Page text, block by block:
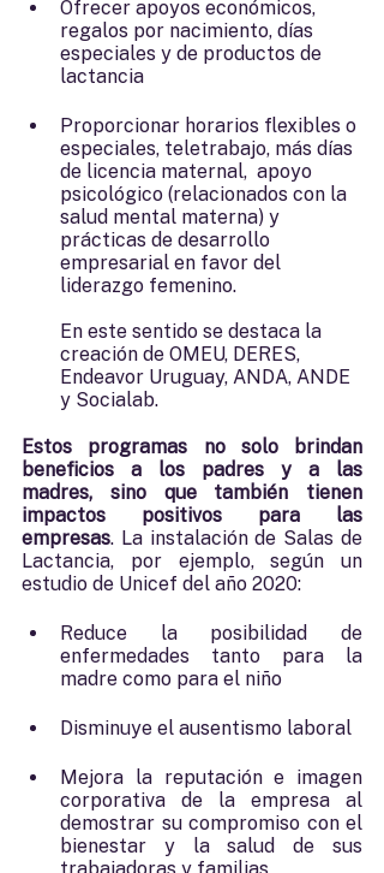
Ofrecer apoyos económicos,
regalos por nacimiento, días
especiales y de productos de
lactancia
Proporcionar horarios flexibles o
especiales, teletrabajo, más días
de licencia maternal,  apoyo
psicológico (relacionados con la
salud mental materna) y
prácticas de desarrollo
empresarial en favor del
liderazgo femenino.
En este sentido se destaca la
creación de OMEU, DERES,
Endeavor Uruguay, ANDA, ANDE
y Socialab.
Estos programas no solo brindan
beneficios a los padres y a las
madres, sino que también tienen
impactos positivos para las
empresas. La instalación de Salas de
Lactancia, por ejemplo, según un
estudio de Unicef del año 2020:
Reduce la posibilidad de
enfermedades tanto para la
madre como para el niño
Disminuye el ausentismo laboral
Mejora la reputación e imagen
corporativa de la empresa al
demostrar su compromiso con el
bienestar y la salud de sus